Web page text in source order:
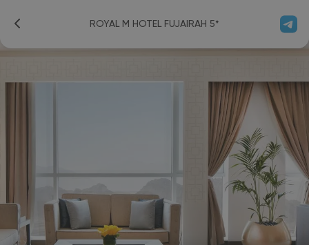
ROYAL M HOTEL FUJAIRAH 5*